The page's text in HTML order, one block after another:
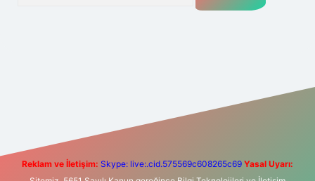
Reklam ve İletişim: Skype: live:.cid.575569c608265c69 Yasal Uyarı: